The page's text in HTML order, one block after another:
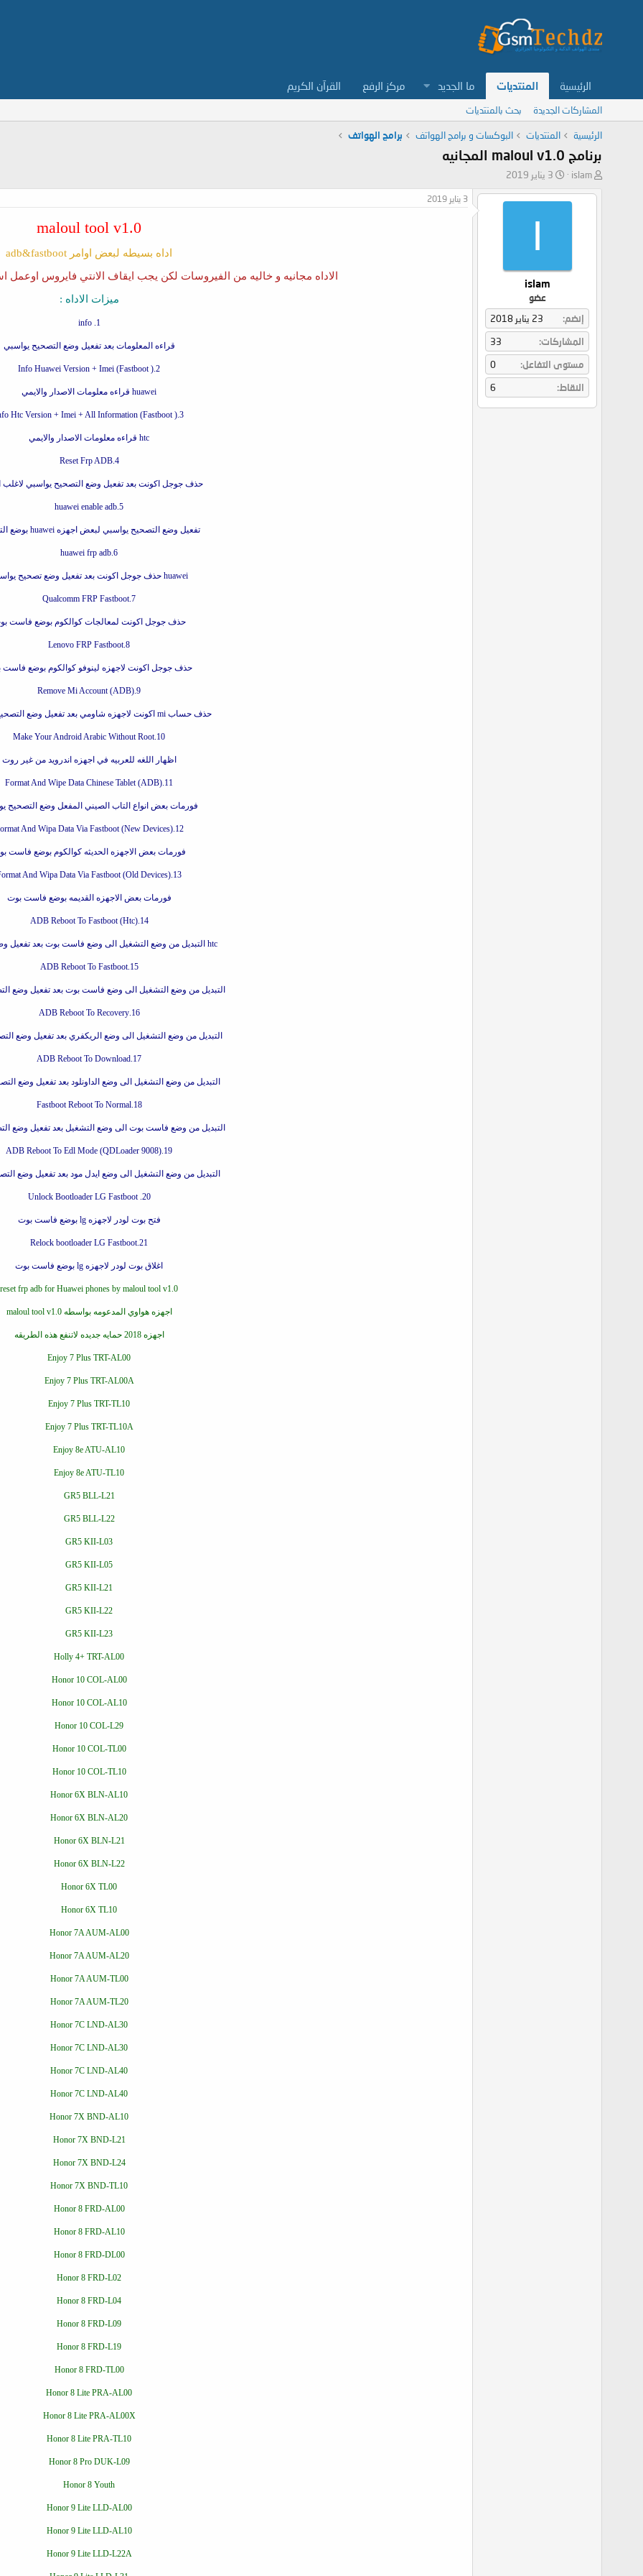
الرئيسية المنتديات ما الجديد مركز الرفع القرآن الكريم
المشاركات الجديدة بحث بالمنتديات
الرئيسية المنتديات البوكسات و برامج الهواتف برامج الهواتف
برنامج maloul v1.0 المجانيه
بislam
ت
ر
3 يناير 2019
I
islam
عضو
إنضم
23 يناير 2018
المشاركات
33
مستوى التفاعل
0
النقاط
6
3 يناير 2019
maloul tool v1.0
اداه بسيطه لبعض اوامر adb&fastboot
الاداه مجانيه و خاليه من الفيروسات لكن يجب ايقاف الانتي فايروس اوعمل
ميزات الاداه :
1. info
قراءه المعلومات بعد تفعيل وضع التصحيح يواسبي
2.Info Huawei Version + Imei (Fastboot )
huawei قراءه معلومات الاصدار والايمي
3.Info Htc Version + Imei + All Information (Fastboot )
htc قراءه معلومات الاصدار والايمي
4.Reset Frp ADB
حذف جوجل اكونت بعد تفعيل وضع التصحيح يواسبي لاغلب
5.huawei enable adb
تفعيل وضع التصحيح يواسبي لبعض اجهزه huawei بوضع التشغيل
6.huawei frp adb
huawei حذف جوجل اكونت بعد تفعيل وضع تصحيح يواسبي
7.Qualcomm FRP Fastboot
حذف جوجل اكونت لمعالجات كوالكوم بوضع فاست
8.Lenovo FRP Fastboot
حذف جوجل اكونت لاجهزه لينوفو كوالكوم بوضع فاست
9.Remove Mi Account (ADB)
حذف حساب mi اكونت لاجهزه شاومي بعد تفعيل وضع التصحيح يواسبي
10.Make Your Android Arabic Without Root
اظهار اللغه للعربيه في اجهزه اندرويد من غير روت
11.Format And Wipe Data Chinese Tablet (ADB)
فورمات بعض انواع التاب الصيني المفعل وضع التصحيح
12.Format And Wipa Data Via Fastboot (New Devices)
فورمات بعض الاجهزه الحديثه كوالكوم بوضع فاست
13.Format And Wipa Data Via Fastboot (Old Devices)
فورمات بعض الاجهزه القديمه بوضع فاست بوت
14.ADB Reboot To Fastboot (Htc)
htc التبديل من وضع التشغيل الى وضع فاست بوت بعد تفعيل وضع التصحيح
15.ADB Reboot To Fastboot
التبديل من وضع التشغيل الى وضع فاست بوت بعد تفعيل وضع
16.ADB Reboot To Recovery
التبديل من وضع التشغيل الى وضع الريكفري بعد تفعيل وضع
17.ADB Reboot To Download
التبديل من وضع التشغيل الى وضع الداونلود بعد تفعيل وضع
18.Fastboot Reboot To Normal
التبديل من وضع فاست بوت الى وضع التشغيل بعد تفعيل وضع
19.ADB Reboot To Edl Mode (QDLoader 9008)
التبديل من وضع التشغيل الى وضع ايدل مود بعد تفعيل وضع
20. Unlock Bootloader LG Fastboot
فتح بوت لودر لاجهزه lg بوضع فاست بوت
21.Relock bootloader LG Fastboot
اغلاق بوت لودر لاجهزه lg بوضع فاست بوت
reset frp adb for Huawei phones by maloul tool v1.0
اجهزه هواوي المدعومه بواسطه maloul tool v1.0
اجهزه 2018 حمايه جديده لاتنفع هذه الطريقه
Enjoy 7 Plus TRT-AL00
Enjoy 7 Plus TRT-AL00A
Enjoy 7 Plus TRT-TL10
Enjoy 7 Plus TRT-TL10A
Enjoy 8e ATU-AL10
Enjoy 8e ATU-TL10
GR5 BLL-L21
GR5 BLL-L22
GR5 KII-L03
GR5 KII-L05
GR5 KII-L21
GR5 KII-L22
GR5 KII-L23
Holly 4+ TRT-AL00
Honor 10 COL-AL00
Honor 10 COL-AL10
Honor 10 COL-L29
Honor 10 COL-TL00
Honor 10 COL-TL10
Honor 6X BLN-AL10
Honor 6X BLN-AL20
Honor 6X BLN-L21
Honor 6X BLN-L22
Honor 6X TL00
Honor 6X TL10
Honor 7A AUM-AL00
Honor 7A AUM-AL20
Honor 7A AUM-TL00
Honor 7A AUM-TL20
Honor 7C LND-AL30
Honor 7C LND-AL30
Honor 7C LND-AL40
Honor 7C LND-AL40
Honor 7X BND-AL10
Honor 7X BND-L21
Honor 7X BND-L24
Honor 7X BND-TL10
Honor 8 FRD-AL00
Honor 8 FRD-AL10
Honor 8 FRD-DL00
Honor 8 FRD-L02
Honor 8 FRD-L04
Honor 8 FRD-L09
Honor 8 FRD-L19
Honor 8 FRD-TL00
Honor 8 Lite PRA-AL00
Honor 8 Lite PRA-AL00X
Honor 8 Lite PRA-TL10
Honor 8 Pro DUK-L09
Honor 8 Youth
Honor 9 Lite LLD-AL00
Honor 9 Lite LLD-AL10
Honor 9 Lite LLD-L22A